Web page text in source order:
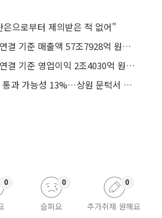
으로부터 제의받은 적 없어"
매출액 57조7928억 원…전년 대비 10.2%↓
영업이익 2조4030억 원…전년 대비 37.9%↓
美 클래리티 법안 연내 통과 가능성 13%…상원 문턱서 제동
0
슬퍼요
0
추가취재 원해요
0